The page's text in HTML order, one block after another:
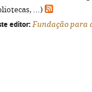
...)
editor: Fundação para